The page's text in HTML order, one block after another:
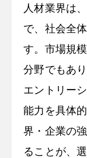
人材業界は
で、社会全
す。市場規
分野でもあり
エントリー
能力を具体
界・企業の
ることが、